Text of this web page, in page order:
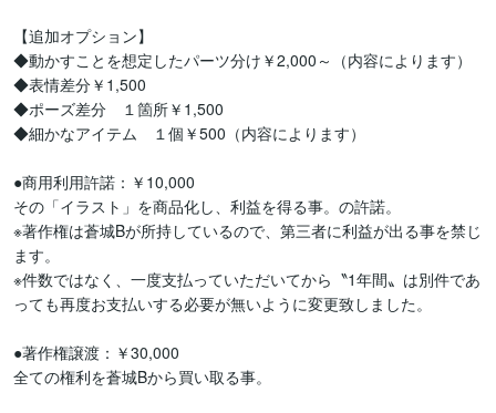
【追加オプション】
◆動かすことを想定したパーツ分け￥2,000～（内容によります）
◆表情差分￥1,500
◆ポーズ差分　１箇所￥1,500
◆細かなアイテム　１個￥500（内容によります）
●商用利用許諾：￥10,000
その「イラスト」を商品化し、利益を得る事。の許諾。
※著作権は蒼城Bが所持しているので、第三者に利益が出る事を禁じ
ます。
※件数ではなく、一度支払っていただいてから〝1年間〟は別件であ
っても再度お支払いする必要が無いように変更致しました。
●著作権譲渡：￥30,000
全ての権利を蒼城Bから買い取る事。